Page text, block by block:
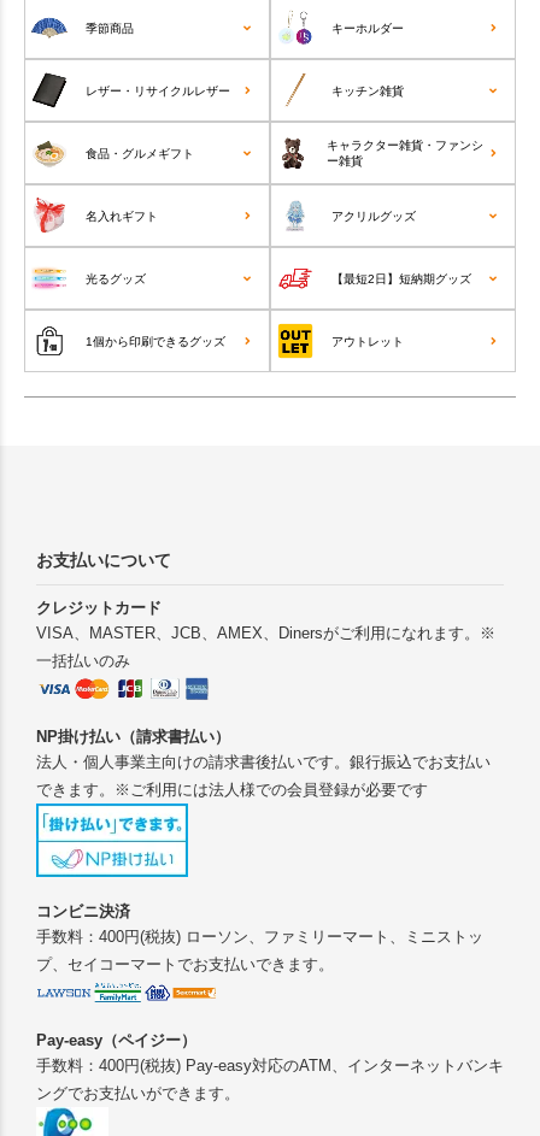
季節商品 キーホルダー
レザー・リサイクルレザー キッチン雑貨
食品・グルメギフト
キャラクター雑貨・ファンシ
ー雑貨
名入れギフト アクリルグッズ
光るグッズ 【最短2日】短納期グッズ
1個から印刷できるグッズ アウトレット
お支払いについて
クレジットカード
VISA、MASTER、JCB、AMEX、Dinersがご利用になれます。※
一括払いのみ
NP掛け払い（請求書払い）
法人・個人事業主向けの請求書後払いです。銀行振込でお支払い
できます。※ご利用には法人様での会員登録が必要です
コンビニ決済
手数料：400円(税抜) ローソン、ファミリーマート、ミニストッ
プ、セイコーマートでお支払いできます。
Pay-easy（ペイジー）
手数料：400円(税抜) Pay-easy対応のATM、インターネットバンキ
ングでお支払いができます。